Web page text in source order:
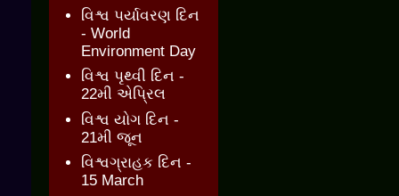
વિશ્વ પર્યાવરણ દિન
- World
Environment Day
વિશ્વ પૃથ્વી દિન -
22મી એપ્રિલ
વિશ્વ યોગ દિન -
21મી જૂન
વિશ્વગ્રાહક દિન -
15 March